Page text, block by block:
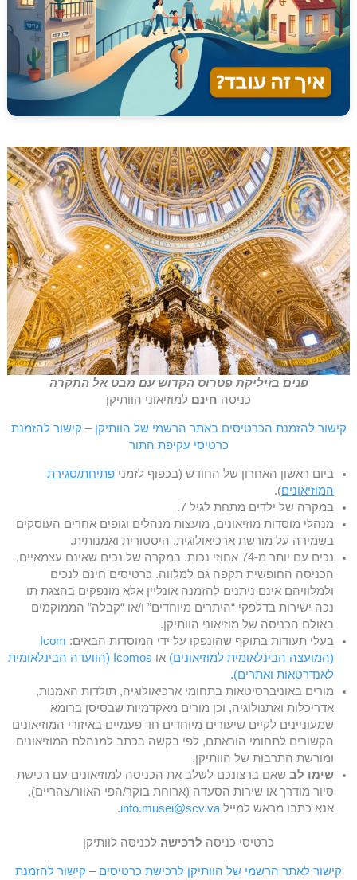
פנים בזיליקת פטרוס הקדוש עם מבט אל התקרה
כניסה חינם למוזיאוני הוותיקן
קישור להזמנת הכרטיסים באתר הרשמי של הוותיקן – קישור להזמנת
כרטיסי עקיפת התור
ביום ראשון האחרון של החודש (בכפוף לזמני פתיחת/סגירת
המוזיאונים).
במקרה של ילדים מתחת לגיל 7.
מנהלי מוסדות מוזיאונים, מועצות מנהלים וגופים אחרים העוסקים
בשמירה על מורשת ארכיאולוגית, היסטורית ואמנותית.
נכים עם יותר מ-74 אחוזי נכות. במקרה של נכים שאינם עצמאיים,
הכניסה החופשית תקפה גם למלווה. כרטיסים חינם לנכים
ולמלוויהם אינם ניתנים להזמנה אונליין אלא מונפקים בהצגת תו
נכה ישירות בדלפקי “היתרים מיוחדים” ו/או “קבלה” הממוקמים
באולם הכניסה של מוזיאוני הוותיקן.
בעלי תעודות בתוקף שהונפקו על ידי המוסדות הבאים: Icom
(המועצה הבינלאומית למוזיאונים) או
Icomos (הוועדה הבינלאומית
לאנדרטאות ואתרים).
מורים באוניברסיטאות בתחומי ארכיאולוגיה, תולדות האמנות,
אדריכלות ואתנולוגיה, וכן מורים מאקדמיות שבסיסן ברומא
שמעוניינים לקיים שיעורים מיוחדים חד פעמיים באיזורי המוזיאונים
הקשורים לתחומי הוראתם, לפי בקשה בכתב למנהלת המוזיאונים
ומורשת התרבות של הוותיקן.
שימו לבשאם ברצונכם לשלב את הכניסה למוזיאונים עם רכישת
סיור מודרך או שירות הסעדה (ארוחת בוקר/הפי האוור/צהריים),
אנא כתבו מראש למייל info.musei@scv.va
.
כרטיסי כניסה לרכישה לכניסה לוותיקן
קישור לאתר הרשמי של הוותיקן לרכישת כרטיסים – קישור להזמנת